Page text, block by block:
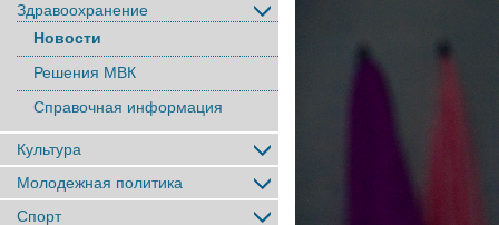
Здравоохранение
Новости
Решения МВК
Справочная информация
Культура
Молодежная политика
Спорт